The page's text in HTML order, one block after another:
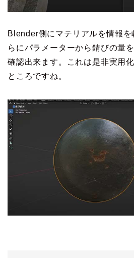
Blender側にマテリアルを情報を
らにパラメーターから錆びの量
確認出来ます。これは是非実用
ところですね。